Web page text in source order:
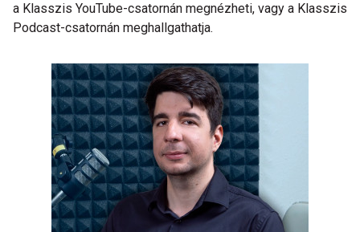
a Klasszis YouTube-csatornán megnézheti, vagy a Klasszis
Podcast-csatornán meghallgathatja.